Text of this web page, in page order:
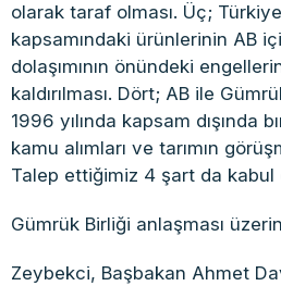
olarak taraf olması. Üç;
kapsamındaki ürünlerinin AB
dolaşımının önündeki
kaldırılması. Dört; AB ile
1996 yılında kapsam dışında
kamu alımları ve tarımın
Talep ettiğimiz 4 şart da kabul
Gümrük Birliği anlaşması
Zeybekci, Başbakan Ahmet